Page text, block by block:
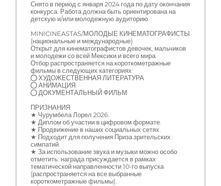
Снято в период с января 2024 года по дату окончания
конкурса. Работа должна быть ориентирована на
детскую и/или молодежную аудиторию.
MINICINEASTAS/МОЛОДЫЕ КИНЕМАТОГРАФИСТЫ
(национальные и международные)
Открыт для кинематографистов девочек, мальчиков
и молодежи со всей Мексики и всего мира.
Отбор распространяется на короткометражные
фильмы в следующих категориях:
● ХУДОЖЕСТВЕННАЯ ЛИТЕРАТУРА
● АНИМАЦИЯ
● ДОКУМЕНТАЛЬНЫЙ ФИЛЬМ
ПРИЗНАНИЯ:
★ Чурумбела Лорел 2026.
★ Диплом об участии в цифровом формате.
★ Продвижение в наших социальных сетях.
★ Подходит для получения Приза зрительских
симпатий.
★ За использование звука и музыки можно особо
отметить: награда присуждается в рамках
тематической направленности 10-го выпуска
(распространяется на все выбранные
короткометражные фильмы).